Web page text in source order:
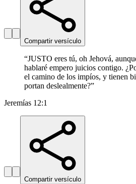
Compartir versículo
“JUSTO eres tú, oh Jehová,
hablaré empero juicios contigo.
el camino de los impíos, y tienen
portan deslealmente?”
Jeremías 12:1
Compartir versículo